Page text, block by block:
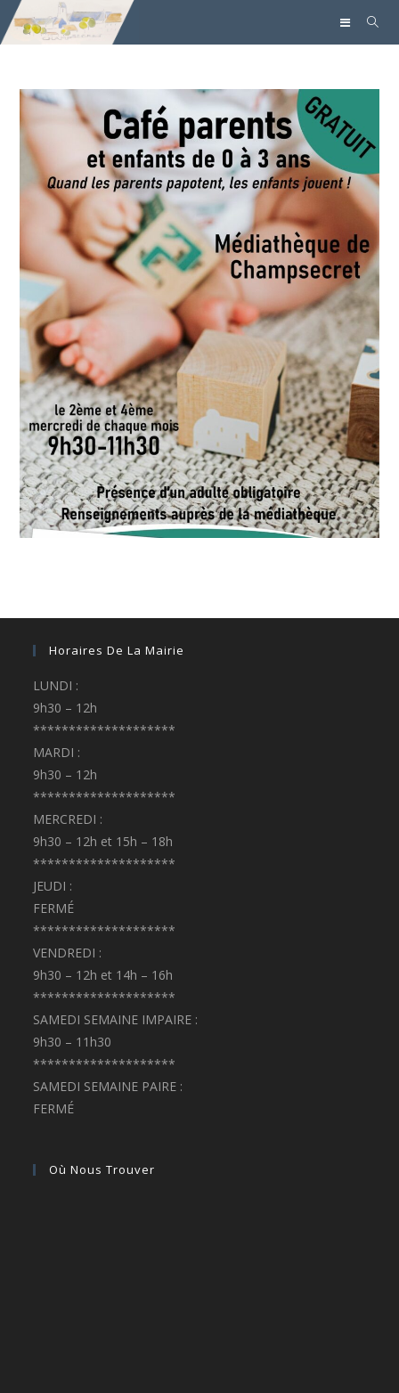
Horaires De La Mairie
LUNDI :
9h30 – 12h
********************
MARDI :
9h30 – 12h
********************
MERCREDI :
9h30 – 12h et 15h – 18h
********************
JEUDI :
FERMÉ
********************
VENDREDI :
9h30 – 12h et 14h – 16h
********************
SAMEDI SEMAINE IMPAIRE :
9h30 – 11h30
********************
SAMEDI SEMAINE PAIRE :
FERMÉ
Où Nous Trouver